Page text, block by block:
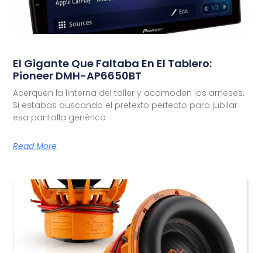
El Gigante Que Faltaba En El Tablero:
Pioneer DMH-AP6650BT
Acerquen la linterna del taller y acomoden los arneses.
Si estabas buscando el pretexto perfecto para jubilar
esa pantalla genérica
Read More